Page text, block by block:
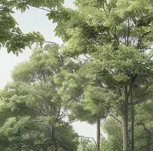
Ухаживать За Паркетом
Его Надолго
Которое Не Стоит
Для Выращивания В
Грунте